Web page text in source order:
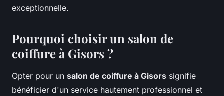
exceptionnelle.
Pourquoi choisir un salon de
coiffure à Gisors ?
Opter pour un salon de coiffure à Gisors signifie
bénéficier d'un service hautement professionnel et